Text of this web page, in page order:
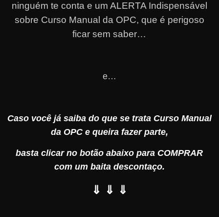
ninguém te conta e um ALERTA Indispensável
sobre Curso Manual da OPC, que é perigoso
ficar sem saber…
e…
Caso você já saiba do que se trata Curso Manual
da OPC e queira fazer parte,
basta clicar no botão abaixo para COMPRAR
com um baita descontaço.
⇓ ⇓ ⇓